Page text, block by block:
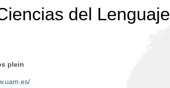
del Lenguaje
plein